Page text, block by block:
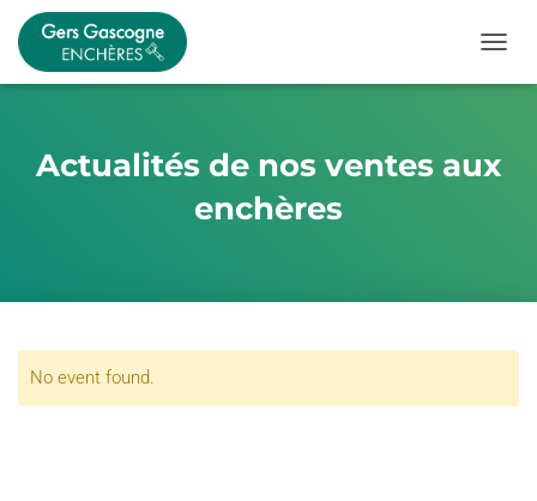
Actualités de nos ventes aux
enchères
No event found.